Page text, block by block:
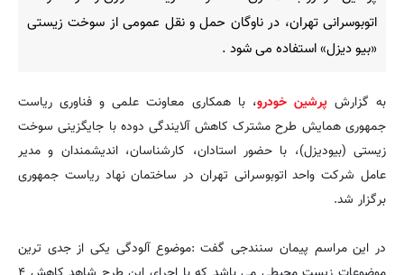
اتوبوسرانی تهران، در ناوگان حمل و نقل عمومی از سوخت زیستی
«بیو دیزل» استفاده می شود .
به گزارش پرشین خودرو، با همکاری معاونت علمی و فناوری ریاست
جمهوری همایش طرح مشترک کاهش آلایندگی دوده با جایگزینی سوخت
زیستی (بیودیزل)، با حضور استادان، کارشناسان، اندیشمندان و مدیر
عامل شرکت واحد اتوبوسرانی تهران در ساختمان نهاد ریاست جمهوری
برگزار شد.
در این مراسم پیمان سنندجی گفت :موضوع آلودگی یکی از جدی ترین